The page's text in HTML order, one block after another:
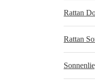
Rattan
Rattan